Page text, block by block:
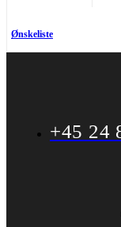
Ønskeliste
+45 24